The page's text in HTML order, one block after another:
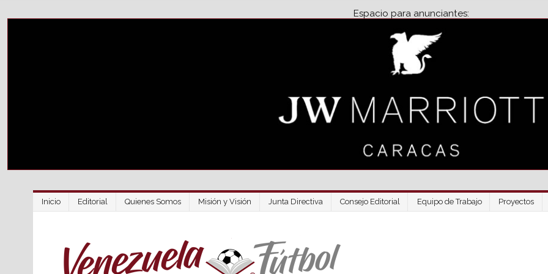
Espacio para anunciantes:
Inicio Editorial Quienes Somos Misión y Visión Junta Directiva Consejo Editorial Equipo de Trabajo Proyectos